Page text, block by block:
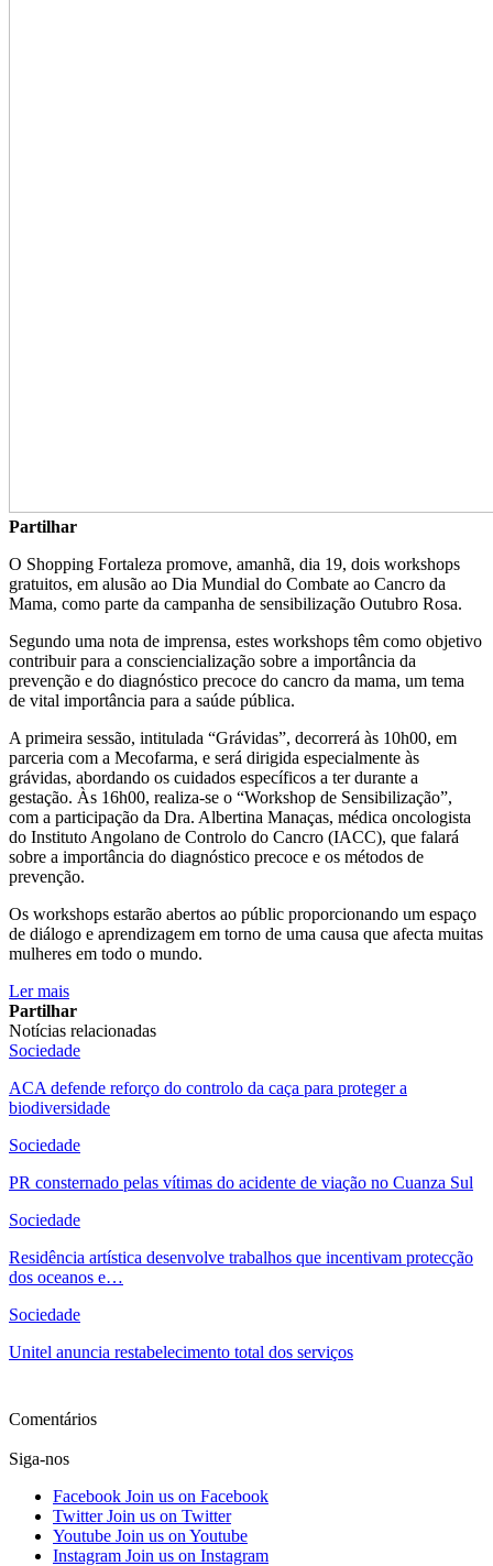
Partilhar
O Shopping Fortaleza promove, amanhã, dia 19, dois workshops
gratuitos, em alusão ao Dia Mundial do Combate ao Cancro da
Mama, como parte da campanha de sensibilização Outubro Rosa.
Segundo uma nota de imprensa, estes workshops têm como objetivo
contribuir para a consciencialização sobre a importância da
prevenção e do diagnóstico precoce do cancro da mama, um tema
de vital importância para a saúde pública.
A primeira sessão, intitulada “Grávidas”, decorrerá às 10h00, em
parceria com a Mecofarma, e será dirigida especialmente às
grávidas, abordando os cuidados específicos a ter durante a
gestação. Às 16h00, realiza-se o “Workshop de Sensibilização”,
com a participação da Dra. Albertina Manaças, médica oncologista
do Instituto Angolano de Controlo do Cancro (IACC), que falará
sobre a importância do diagnóstico precoce e os métodos de
prevenção.
Os workshops estarão abertos ao públic proporcionando um espaço
de diálogo e aprendizagem em torno de uma causa que afecta muitas
mulheres em todo o mundo.
Ler mais
Partilhar
Notícias relacionadas
Sociedade
ACA defende reforço do controlo da caça para proteger a
biodiversidade
Sociedade
PR consternado pelas vítimas do acidente de viação no Cuanza Sul
Sociedade
Residência artística desenvolve trabalhos que incentivam protecção
dos oceanos e…
Sociedade
Unitel anuncia restabelecimento total dos serviços
Comentários
Siga-nos
Facebook Join us on Facebook
Twitter Join us on Twitter
Youtube Join us on Youtube
Instagram Join us on Instagram